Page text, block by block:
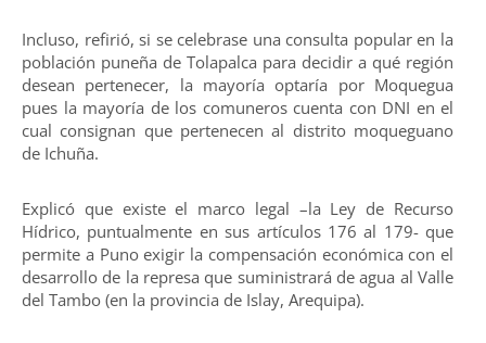
Incluso, refirió, si se celebrase una consulta popular en la
población puneña de Tolapalca para decidir a qué región
desean pertenecer, la mayoría optaría por Moquegua
pues la mayoría de los comuneros cuenta con DNI en el
cual consignan que pertenecen al distrito moqueguano
de Ichuña.
Explicó que existe el marco legal –la Ley de Recurso
Hídrico, puntualmente en sus artículos 176 al 179- que
permite a Puno exigir la compensación económica con el
desarrollo de la represa que suministrará de agua al Valle
del Tambo (en la provincia de Islay, Arequipa).